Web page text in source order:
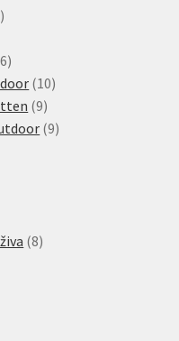
35
26
produktů
1010
99
produktů
99
88